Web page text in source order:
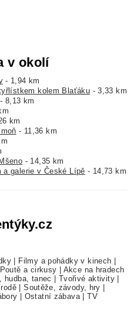
v okolí
- 1,94 km
kolem Blaťáku - 3,33 km
8,13 km
km
- 11,36 km
- 14,35 km
a galerie v České Lípě - 14,73 km
Filmy a pohádky v kinech
Poutě a cirkusy
Akce na hradech
hudba, tanec Tvořivé aktivity
|Soutěže, závody, hry
Ostatní zábava |TV